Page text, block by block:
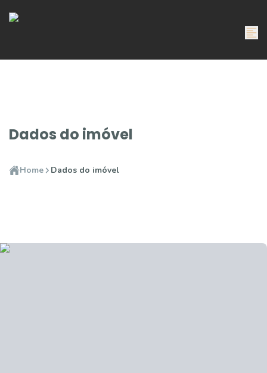
Dados do imóvel
Home Dados do imóvel